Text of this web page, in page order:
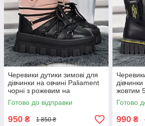
Черевики дутики зимові для
дівчинки на овчині Paliament
чорні з рожевим на
платформі 7079
Готово до відправки
950 ₴ 1 850 ₴
жовтим
Готово
990 ₴